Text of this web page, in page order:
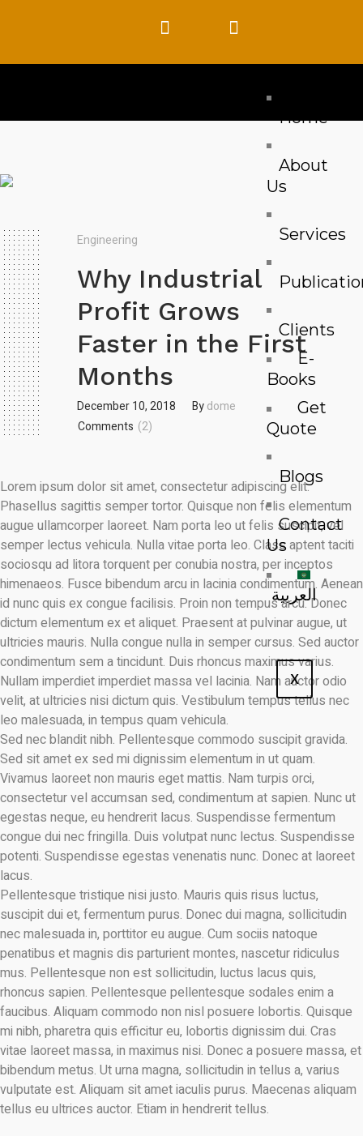
Home
About
Us
Services
Clients
E-
Books
Get
Quote
Blogs
Contact
Us
العربية
X
Engineering
Why Industrial
Profit Grows
Faster in the First
Months
December 10, 2018 Bydome
Comments (2)
Lorem ipsum dolor sit amet, consectetur adipiscing elit.
Phasellus sagittis semper tortor. Quisque non felis elementum
augue ullamcorper laoreet. Nam porta leo ut felis suscipit, vel
semper lectus vehicula. Nulla vitae porta leo. Class aptent taciti
sociosqu ad litora torquent per conubia nostra, per inceptos
himenaeos. Fusce bibendum arcu in lacinia condimentum. Aenean
id nunc quis ex congue facilisis. Proin non tempus arcu. Donec
dictum elementum ex et aliquet. Praesent at pulvinar augue, ut
ultricies mauris. Nulla congue nulla in semper cursus. Sed auctor
condimentum sem a tincidunt. Duis rhoncus maximus varius.
Nullam imperdiet imperdiet massa vel lacinia. Nam auctor odio
velit, at ultricies nisi dictum quis. Vestibulum tempus tellus nec
leo malesuada, in tempus quam vehicula.
Sed nec blandit nibh. Pellentesque commodo suscipit gravida.
Sed sit amet ex sed mi dignissim elementum in ut quam.
Vivamus laoreet non mauris eget mattis. Nam turpis orci,
consectetur vel accumsan sed, condimentum at sapien. Nunc ut
egestas neque, eu hendrerit lacus. Suspendisse fermentum
congue dui nec fringilla. Duis volutpat nunc lectus. Suspendisse
potenti. Suspendisse egestas venenatis nunc. Donec at laoreet
lacus.
Pellentesque tristique nisi justo. Mauris quis risus luctus,
suscipit dui et, fermentum purus. Donec dui magna, sollicitudin
nec malesuada in, porttitor eu augue. Cum sociis natoque
penatibus et magnis dis parturient montes, nascetur ridiculus
mus. Pellentesque non est sollicitudin, luctus lacus quis,
rhoncus sapien. Pellentesque pellentesque sodales enim a
faucibus. Aliquam commodo non nisl posuere lobortis. Quisque
mi nibh, pharetra quis efficitur eu, lobortis dignissim dui. Cras
vitae laoreet massa, in maximus nisi. Donec a posuere massa, et
bibendum metus. Ut urna magna, sollicitudin in tellus a, varius
vulputate est. Aliquam sit amet iaculis purus. Maecenas aliquam
tellus eu ultrices auctor. Etiam in hendrerit tellus.